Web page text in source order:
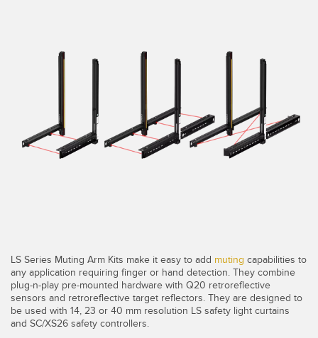
Sensores Fotoelétricos
Barreiras de Medição
3D Time of Flight
Slot, Label, and Area Detection Sensors
Sensores de Marca de Registro, Cor e Luminescência
Detecção da Primeira Borda
Manutenção Preditiva
Monitoramento Remoto
Overall Equipment Effectiveness (OEE)
Monitoramento de Nível de Tanques
LS Series Muting Arm Kits make it easy to add muting capabilities to
any application requiring finger or hand detection. They combine
plug-n-play pre-mounted hardware with Q20 retroreflective
sensors and retroreflective target reflectors. They are designed to
be used with 14, 23 or 40 mm resolution LS safety light curtains
and SC/XS26 safety controllers.